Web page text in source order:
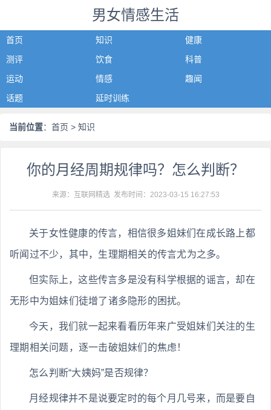
男女情感生活
首页 知识
健康
测评
饮食
科普
运动
情感
趣闻
话题
延时训练
当前位置： 首页 > 知识
你的月经周期规律吗？怎么判断？
来源：互联网精选 发布时间： 2023-03-15 16:27:53
关于女性健康的传言，相信很多姐妹们在成长路上都
听闻过不少，其中，生理期相关的传言尤为之多。
但实际上，这些传言多是没有科学根据的谣言，却在
无形中为姐妹们徒增了诸多隐形的困扰。
今天，我们就一起来看看历年来广受姐妹们关注的生
理期相关问题，逐一击破姐妹们的焦虑！
怎么判断“大姨妈”是否规律？
月经规律并不是说要定时的每个月几号来，而是要自